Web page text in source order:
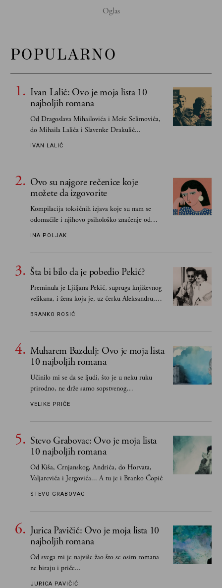
POPULARNO
Ivan Lalić: Ovo je moja lista 10
najboljih romana
Od Dragoslava Mihailovića i Meše Selimovića,
do Mihaila Lalića i Slavenke Drakulić...
IVAN LALIĆ
Ovo su najgore rečenice koje
možete da izgovorite
Kompilacija toksičnih izjava koje su nam se
odomaćile i njihovo psihološko značenje od
INA POLJAK
Šta bi bilo da je pobedio Pekić?
Preminula je Ljiljana Pekić, supruga književnog
velikana, i žena koja je, uz ćerku Aleksandru,
vodila računa o zaostavštini pisca. Ovu priču o
poznavale
BRANKO ROSIĆ
Muharem Bazdulj: Ovo je moja lista
10 najboljih romana
Učinilo mi se da se ljudi, što je u neku ruku
prirodno, ne drže samo sopstvenog
senzibiliteta... Pokušao sam (biće, samo
VELIKE PRIČE
Stevo Grabovac: Ovo je moja lista
10 najboljih romana
Od Kiša, Crnjanskog, Andrića, do Horvata,
Valjarevića i Jergovića... A tu je i Branko Ćopić
STEVO GRABOVAC
Jurica Pavičić: Ovo je moja lista 10
najboljih romana
Od svega mi je najviše žao što se osim romana
ne biraju i priče...
JURICA PAVIČIĆ